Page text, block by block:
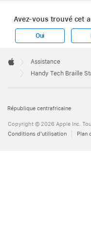
Avez-vous trouvé cet
Oui
Footer

Apple
Assistance
Handy Tech Braille Star
République centrafricaine
Copyright © 2026 Apple Inc.
Conditions d’utilisation
Plan